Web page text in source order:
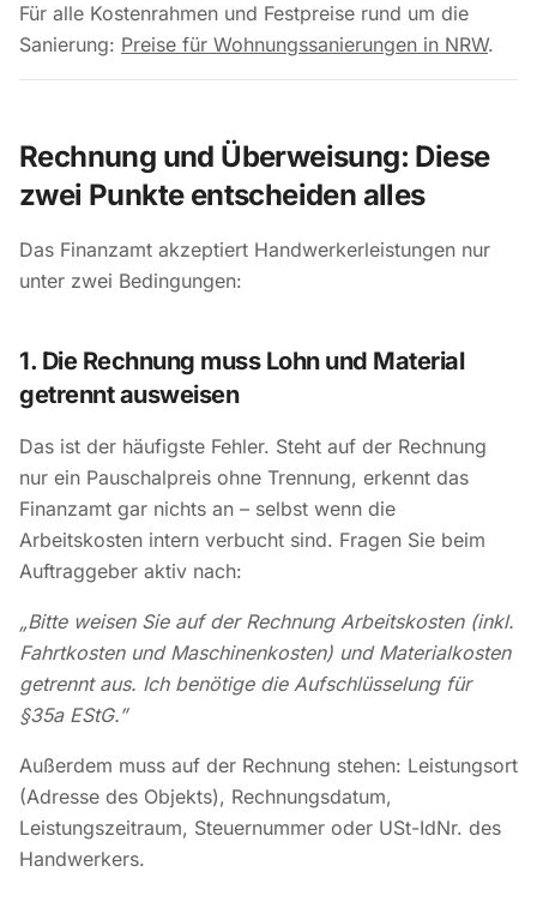
Für alle Kostenrahmen und Festpreise rund um die
Sanierung: Preise für Wohnungssanierungen in NRW.
Rechnung und Überweisung: Diese
zwei Punkte entscheiden alles
Das Finanzamt akzeptiert Handwerkerleistungen nur
unter zwei Bedingungen:
1. Die Rechnung muss Lohn und Material
getrennt ausweisen
Das ist der häufigste Fehler. Steht auf der Rechnung
nur ein Pauschalpreis ohne Trennung, erkennt das
Finanzamt gar nichts an – selbst wenn die
Arbeitskosten intern verbucht sind. Fragen Sie beim
Auftraggeber aktiv nach:
„Bitte weisen Sie auf der Rechnung Arbeitskosten (inkl.
Fahrtkosten und Maschinenkosten) und Materialkosten
getrennt aus. Ich benötige die Aufschlüsselung für
§35a EStG.”
Außerdem muss auf der Rechnung stehen: Leistungsort
(Adresse des Objekts), Rechnungsdatum,
Leistungszeitraum, Steuernummer oder USt-IdNr. des
Handwerkers.